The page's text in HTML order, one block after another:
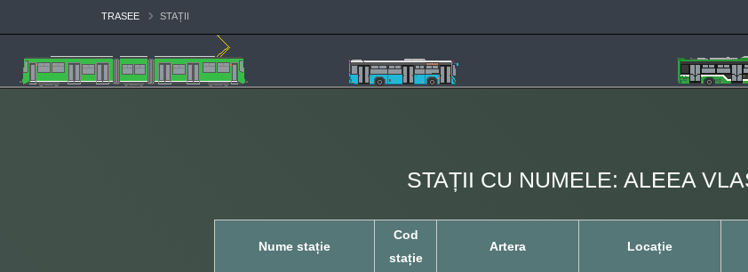
TRASEE STAȚII
STAȚII CU NUMELE: ALEEA
Nume stație
Cod
stație
Artera Locație